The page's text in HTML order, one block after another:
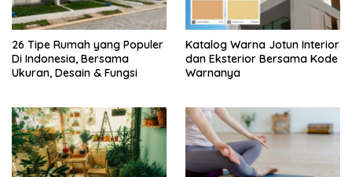
26 Tipe Rumah yang Populer
Di Indonesia, Bersama
Ukuran, Desain & Fungsi
Katalog Warna Jotun Interior
dan Eksterior Bersama Kode
Warnanya